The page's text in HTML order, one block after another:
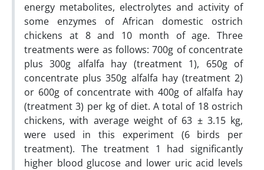
energy metabolites, electrolytes and activity of
some enzymes of African domestic ostrich
chickens at 8 and 10 month of age. Three
treatments were as follows: 700g of concentrate
plus 300g alfalfa hay (treatment 1), 650g of
concentrate plus 350g alfalfa hay (treatment 2)
or 600g of concentrate with 400g of alfalfa hay
(treatment 3) per kg of diet. A total of 18 ostrich
chickens, with average weight of 63 ± 3.15 kg,
were used in this experiment (6 birds per
treatment). The treatment 1 had significantly
higher blood glucose and lower uric acid levels